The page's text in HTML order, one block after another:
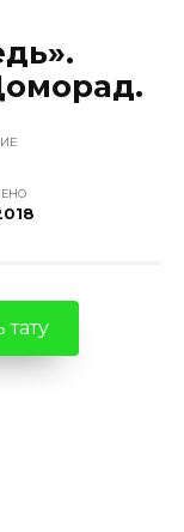
тату